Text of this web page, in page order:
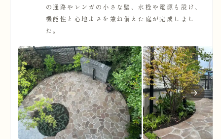
の通路やレンガの小さな壁、水栓や電源も設け、
機能性と心地よさを兼ね備えた庭が完成しまし
た。